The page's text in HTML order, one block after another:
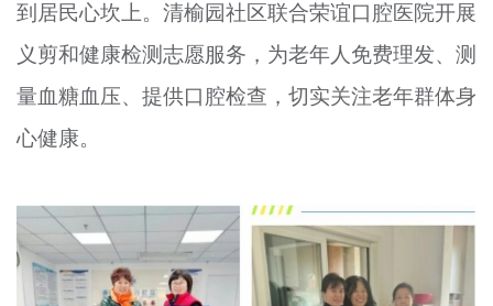
到居民心坎上。清榆园社区联合荣谊口腔医院开展
义剪和健康检测志愿服务，为老年人免费理发、测
量血糖血压、提供口腔检查，切实关注老年群体身
心健康。